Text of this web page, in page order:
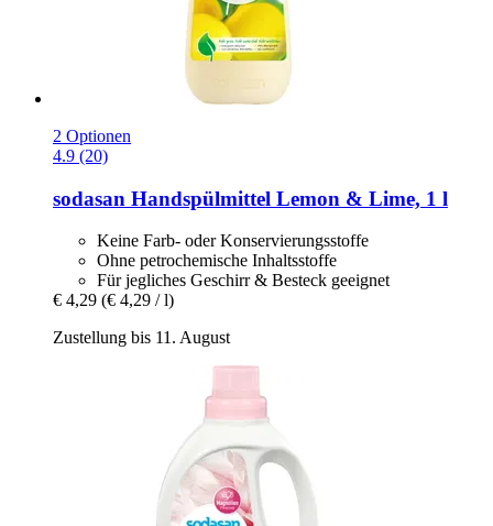
2 Optionen
4.9 (20)
sodasan Handspülmittel Lemon & Lime, 1 l
Keine Farb- oder Konservierungsstoffe
Ohne petrochemische Inhaltsstoffe
Für jegliches Geschirr & Besteck geeignet
€ 4,29 (€ 4,29 / l)
Zustellung bis 11. August